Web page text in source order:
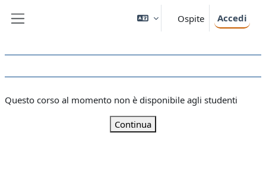
Ospite Accedi
Questo corso al momento non è disponibile agli studenti
Continua